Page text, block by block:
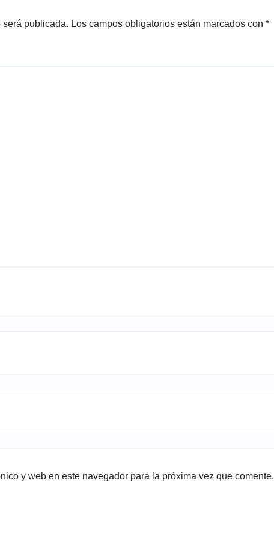
será publicada. Los campos obligatorios están marcados con *
y web en este navegador para la próxima vez que comente.